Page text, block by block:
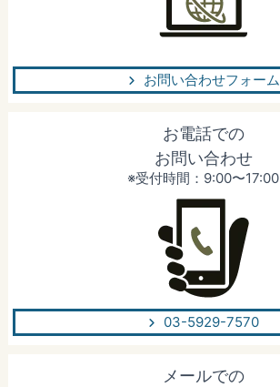
お問い合わせフォーム
お電話での
お問い合わせ
※受付時間：9:00〜17:00
03-5929-7570
メールでの